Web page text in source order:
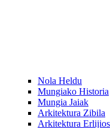
Nola Heldu
Mungiako Historia
Mungia Jaiak
Arkitektura Zibila
Arkitektura